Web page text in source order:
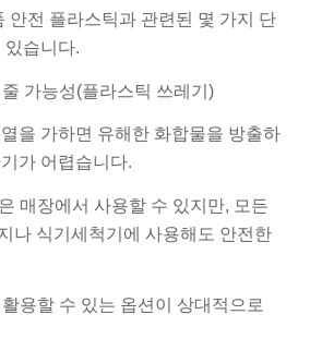
안전 플라스틱과 관련된 몇 가지 단
있습니다.
가능성(플라스틱 쓰레기)
을 가하면 유해한 화합물을 방출하
가 어렵습니다.
매장에서 사용할 수 있지만, 모든
나 식기세척기에 사용해도 안전한
용할 수 있는 옵션이 상대적으로